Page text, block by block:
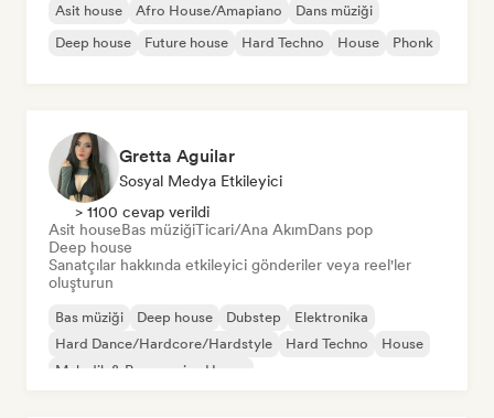
Asit house Afro House/Amapiano
Dans müziği
Deep house
Future house Hard Techno House Phonk
Gretta Aguilar
Sosyal Medya Etkileyici
> 1100 cevap verildi
Asit houseBas müziğiTicari/Ana AkımDans pop
Deep house
Sanatçılar hakkında etkileyici gönderiler veya reel'ler
oluşturun
Bas müziği Deep house Dubstep
Elektronika
Hard Dance/Hardcore/Hardstyle
Hard Techno
House
Melodik & Progressive House